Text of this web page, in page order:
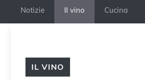
Notizie Il vino Cucina
IL VINO